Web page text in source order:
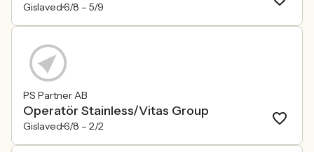
Gislaved6/8 – 5/9
PS Partner AB
Operatör Stainless/Vitas Group
Gislaved6/8 – 2/2